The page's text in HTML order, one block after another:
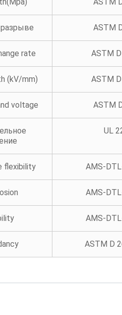
ASTM
ASTM
rate ASTM
(kV/mm) ASTM
voltage ASTM
UL
flexibility AMS-
AMS-
AMS-
ASTM D